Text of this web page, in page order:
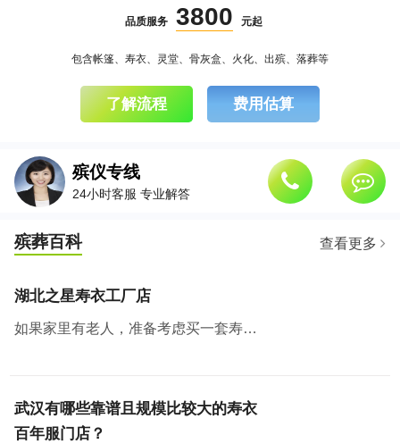
品质服务 3800 元起
包含帐篷、寿衣、灵堂、骨灰盒、火化、出殡、落葬等
了解流程 费用估算
殡仪专线
24小时客服 专业解答
殡葬百科 查看更多
湖北之星寿衣工厂店
如果家里有老人，准备考虑买一套寿衣纳福添寿，那么武汉有个地方绝对值得去看看。湖北之星工厂云仓，也是白小邻和白店邻里的工厂店所在地。
武汉有哪些靠谱且规模比较大的寿衣
百年服门店？